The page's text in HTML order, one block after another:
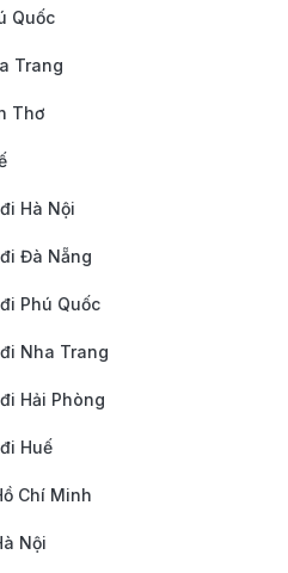
ưu đãi hấp dẫn cho
Portland. Để không bỏ lỡ
nên đăng ký nhận thông
thông tin sớm nhất.
hợp lý:
Thơ đến Portland, hành
tại một hoặc nhiều thành
minh sẽ giúp bạn cân bằng
di chuyển, mang lại trải
nền tảng trực tuyến:
dễ dàng lựa chọn được
Quốc
Trang
Thơ
Hà Nội
Đà Nẵng
Phú Quốc
Nha Trang
Hải Phòng
Huế
Chí Minh
Nội